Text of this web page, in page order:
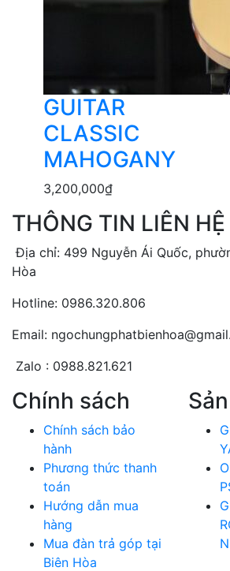
GUITAR
CLASSIC
MAHOGANY
3,200,000₫
THÔNG TIN LIÊN HỆ
Địa chỉ: 499 Nguyễn Ái Quốc,
Hòa
Hotline: 0986.320.806
Email:
Zalo : 0988.821.621
Chính sách
Chính sách bảo
hành
Phương thức thanh
toán
Hướng dẫn mua
hàng
Mua đàn trả góp tại
Biên Hòa